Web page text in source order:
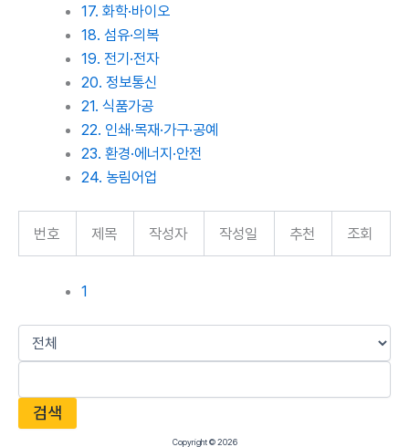
17. 화학·바이오
18. 섬유·의복
19. 전기·전자
20. 정보통신
21. 식품가공
22. 인쇄·목재·가구·공예
23. 환경·에너지·안전
24. 농림어업
번호 제목 작성자 작성일 추천 조회
1
검색
Copyright © 2026